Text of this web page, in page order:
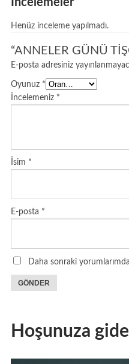
İncelemeler
Henüz inceleme yapılmadı.
“ANNELER GÜNÜ
E-posta adresiniz
Oyunuz *
İncelemeniz *
İsim *
E-posta *
Daha sonraki
Hoşunuza